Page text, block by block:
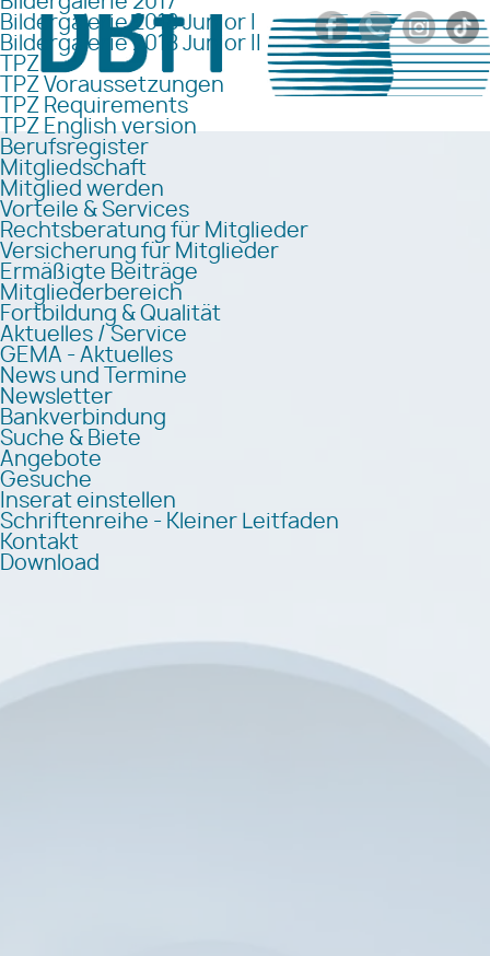
Bildergalerie 2018 Junior I
Bildergalerie 2018 Junior II
TPZ
TPZ Voraussetzungen
TPZ Requirements
TPZ English version
Berufsregister
Mitgliedschaft
Mitglied werden
Vorteile & Services
Rechtsberatung für Mitglieder
Versicherung für Mitglieder
Ermäßigte Beiträge
Mitgliederbereich
Fortbildung & Qualität
Aktuelles / Service
GEMA - Aktuelles
News und Termine
Newsletter
Bankverbindung
Suche & Biete
Angebote
Gesuche
Inserat einstellen
Schriftenreihe - Kleiner Leitfaden
Kontakt
Download